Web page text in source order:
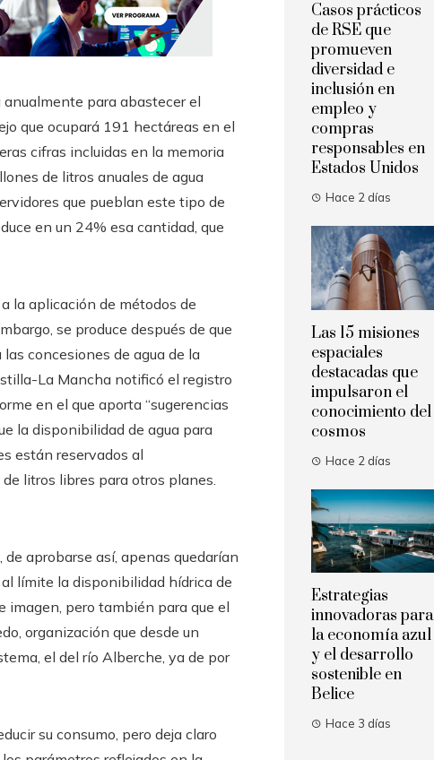
para abastecer el
que ocupará 191 hectáreas en el
cifras incluidas en la memoria
de litros anuales de agua
que pueblan este tipo de
en un 24% esa cantidad, que
la aplicación de métodos de
se produce después de que
concesiones de agua de la
La Mancha notificó el registro
en el que aporta “sugerencias
la disponibilidad de agua para
están reservados al
litros libres para otros planes.
aprobarse así, apenas quedarían
límite la disponibilidad hídrica de
imagen, pero también para que el
organización que desde un
el del río Alberche, ya de por
su consumo, pero deja claro
Casos prácticos
de RSE que
promueven
diversidad e
inclusión en
empleo y
compras
responsables en
Estados Unidos
Hace 2 días
Las 15 misiones
espaciales
destacadas que
impulsaron el
conocimiento del
cosmos
Hace 2 días
Estrategias
innovadoras para
la economía azul
y el desarrollo
sostenible en
Belice
Hace 3 días